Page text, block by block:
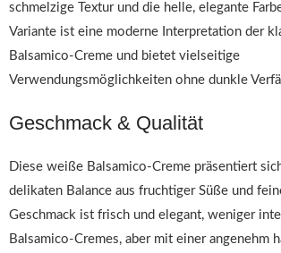
schmelzige Textur und die helle, elegante
Variante ist eine moderne Interpretation der
Balsamico-Creme und bietet vielseitige
Verwendungsmöglichkeiten ohne dunkle
Geschmack & Qualität
Diese weiße Balsamico-Creme präsentiert
delikaten Balance aus fruchtiger Süße und
Geschmack ist frisch und elegant, weniger
Balsamico-Cremes, aber mit einer angenehm